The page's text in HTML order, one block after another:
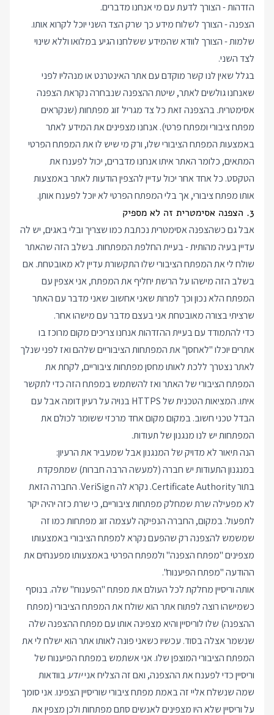
הזדהות - הצורך לדעת עם מי אנחנו מדברים.
הצפנה - הצורך לשלוח מידע כך שרק הצד השני יוכל לקרוא אותו.
שלמות - הצורך לוודא שהמידע ששלחנו הגיע במלואו וללא שינוי
לצד השני.
בגלל שאין לנו קשר מוקדם עם אתר האינטרנט או מנהליו לפני
שאנחנו גולשים לאתר, שיטת ההצפנה שנבחרה נקראת הצפנה
אסימטרית. בהצפנה זאת כל צד מגריל זוג מפתחות (שנקראים
מפתח ציבורי ומפתח פרטי). אנחנו מצפינים את המידע לאתר
באמצעות המפתח הציבורי שלו, ורק מי שיש לו את המפתח הפרטי
המתאים, כלומר האתר איתו אנחנו מדברים, יכול לפענח את
הטקסט. כל אחד אחר יכול עדיין להצפין הודעות לאתר באמצעות
אותו מפתח ציבורי, אך בלי המפתח הפרטי לא יוכל לפענח אותן.
3. הצפנה אסימטרית זה לא מספיק
אבל גם כשהצפנה אסימטרית נכתבת כמו שצריך ובלי באגים, יש לה
עדיין בעיה מהותית - בעיית החלפת המפתחות. בשלב הזה שהאתר
שולח לי את המפתח הציבורי שלו התקשורת עדיין לא מאובטחת. אם
בשלב הזה מישהו על הרשת יחליף את המפתח, אני אצפין עם
המפתח הלא נכון וכך למרות שאני אחשוב שאני מדבר עם האתר
שרציתי בצורה מאובטחת אני בעצם מדבר עם מישהו אחר.
כדי להתמודד עם בעיית ההזדהות אנחנו צריכים מקום מרוכז בו
אתרים יוכלו "לאחסן" את המפתחות הציבוריים שלהם ואז לפני שנלך
לאתר נצטרך ללכת לאותו מחסן מפתחות ציבוריים, לקחת את
המפתח הציבורי של האתר ואז להשתמש במפתח הזה כדי לתקשר
איתו. המציאות הטכנית של HTTPS בנויה על רעיון דומה אבל עם
הבדל טכני חשוב. במקום מקום אחד מרכזי ששומר לכולם את
המפתחות יש לנו מנגנון של תעודות.
הנה תיאור לא מדויק של המנגנון אבל שמעביר את הרעיון:
במנגנון התעודות יש חברה (למעשה הרבה חברות) שמתפקדת
בתור Certificate Authority. נקרא לה VeriSign. החברה הזאת
לא מפעילה שרת שמחלק מפתחות ציבוריים, כי שרת כזה יהיה יקר
לתפעול. במקום, החברה הנפיקה לעצמה זוג מפתחות כמו זה
שמשמש להצפנה רק שהפעם נקרא למפתח הציבורי באמצעותו
מצפינים "מפתח הצפנה" ולמפתח הפרטי באמצעותו מפענחים את
ההודעה "מפתח הפיענוח".
אותה וריסיין מחלקת לכל העולם את מפתח "הפענוח" שלה. בנוסף
כשמישהו רוצה לפתוח אתר הוא שולח את המפתח הציבורי (מפתח
ההצפנה) שלו לוריסיין והיא מצפינה אותו עם מפתח ההצפנה שלה
שנשמר אצלה בסוד. עכשיו כשאני פונה לאותו אתר הוא ישלח לי את
המפתח הציבורי המוצפן שלו. אני אשתמש במפתח הפיענוח של
וריסיין כדי לפענח את ההצפנה, ואם זה הצליח אנייודעבוודאות
שמה שנשלח אליי זה באמת מפתח ציבורי שוריסיין הצפינו. אני סומך
על וריסיין שלא היו מצפינים לאנשים סתם מפתחות ולכן מצפין את